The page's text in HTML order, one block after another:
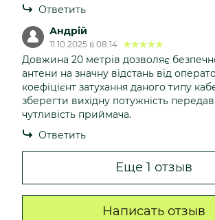
Ответить
Андрій
11.10.2025 в 08:14
Довжина 20 метрів дозволяє
антени на значну відстань від
коефіцієнт затухання даного типу
зберегти вихідну потужність
чутливість приймача.
Ответить
Еще 1 отзыв
Написать отзыв